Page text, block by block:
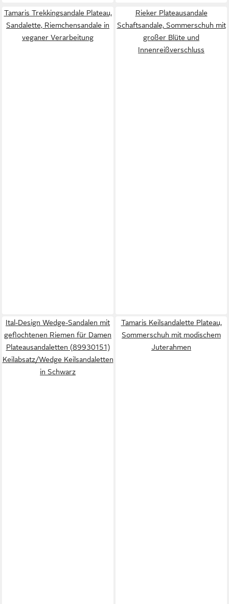
Tamaris Trekkingsandale Plateau,
Sandalette, Riemchensandale in
veganer Verarbeitung
Rieker Plateausandale
Schaftsandale, Sommerschuh mit
großer Blüte und
Innenreißverschluss
Ital-Design Wedge-Sandalen mit
geflochtenen Riemen für Damen
Plateausandaletten (89930151)
Keilabsatz/Wedge Keilsandaletten
in Schwarz
Tamaris Keilsandalette Plateau,
Sommerschuh mit modischem
Juterahmen